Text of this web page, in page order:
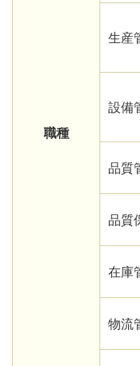
職種
生産
設備
品質
品質
在庫
物流